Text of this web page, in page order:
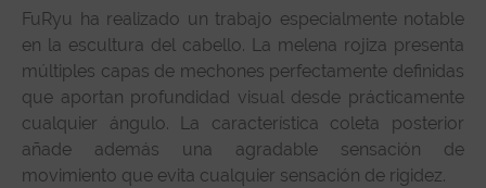
FuRyu ha realizado un trabajo especialmente notable
en la escultura del cabello. La melena rojiza presenta
múltiples capas de mechones perfectamente definidas
que aportan profundidad visual desde prácticamente
cualquier ángulo. La característica coleta posterior
añade además una agradable sensación de
movimiento que evita cualquier sensación de rigidez.